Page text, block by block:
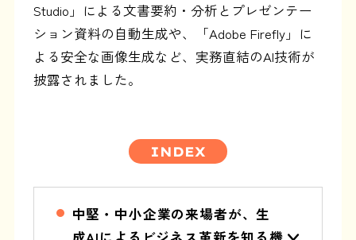
Studio」による文書要約・分析とプレゼンテー
ション資料の自動生成や、「Adobe Firefly」に
よる安全な画像生成など、実務直結のAI技術が
披露されました。
INDEX
中堅・中小企業の来場者が、生